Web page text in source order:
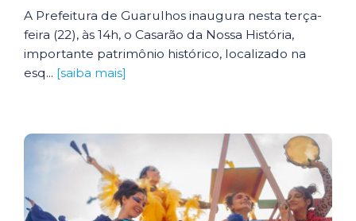
A Prefeitura de Guarulhos inaugura nesta terça-
feira (22), às 14h, o Casarão da Nossa História,
importante patrimônio histórico, localizado na
esq... [saiba mais]